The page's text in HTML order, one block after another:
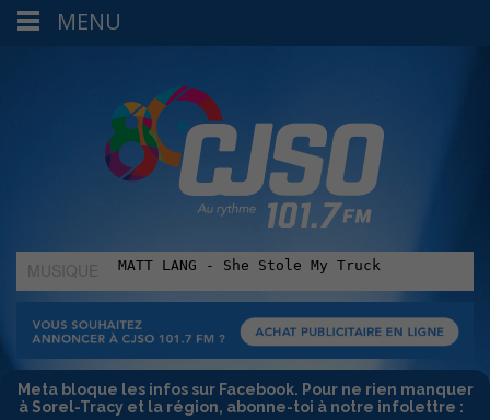
MUSIQUE
:
Meta bloque les infos sur Facebook. Pour ne rien manquer
à Sorel-Tracy et la région, abonne-toi à notre infolettre :
MENU